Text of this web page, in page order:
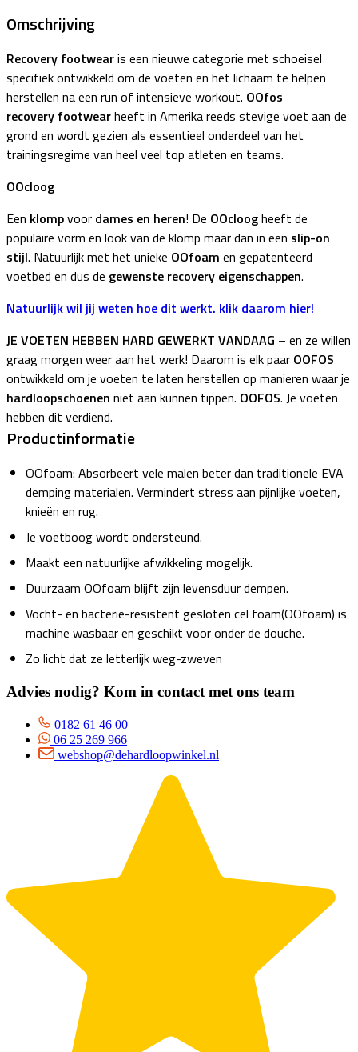
Omschrijving
Recovery footwearis een nieuwe categorie met schoeisel
specifiek ontwikkeld om de voeten en het lichaam te helpen
herstellen na een run of intensieve workout. OOfos
recovery footwearheeft in Amerika reeds stevige voet aan de
grond en wordt gezien als essentieel onderdeel van het
trainingsregime van heel veel top atleten en teams.
OOcloog
Een klompvoor dames en heren! De OOcloogheeft de
populaire vorm en look van de klomp maar dan in een slip-on
stijl. Natuurlijk met het unieke OOfoam en gepatenteerd
voetbed en dus de gewenste recovery eigenschappen.
Natuurlijk wil jij weten hoe dit werkt. klik daarom hier!
JE VOETEN HEBBEN HARD GEWERKT VANDAAG – en ze willen
graag morgen weer aan het werk! Daarom is elk paar OOFOS
ontwikkeld om je voeten te laten herstellen op manieren waar je
hardloopschoenen niet aan kunnen tippen. OOFOS. Je voeten
hebben dit verdiend.
Productinformatie
OOfoam: Absorbeert vele malen beter dan traditionele EVA
demping materialen. Vermindert stress aan pijnlijke voeten,
knieën en rug.
Je voetboog wordt ondersteund.
Maakt een natuurlijke afwikkeling mogelijk.
Duurzaam OOfoam blijft zijn levensduur dempen.
Vocht- en bacterie-resistent gesloten cel foam(OOfoam) is
machine wasbaar en geschikt voor onder de douche.
Zo licht dat ze letterlijk weg-zweven
Advies nodig? Kom in contact met ons team
0182 61 46 00
06 25 269 966
webshop@dehardloopwinkel.nl